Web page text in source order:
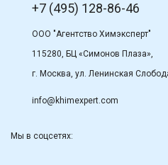
+7 (495) 128-86-46
ООО "Агентство Химэксперт"
115280, БЦ «Симонов Плаза»,
г. Москва, ул. Ленинская
info@khimexpert.com
Мы в соцсетях: